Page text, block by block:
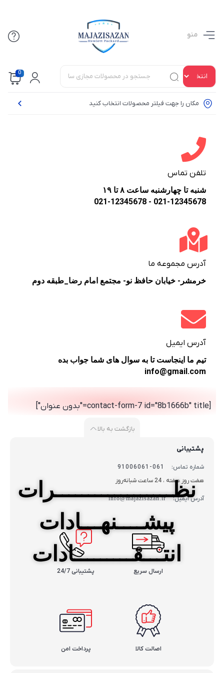
منو
0
مکان را جهت فیلتر محصولات انتخاب کنید
تلفن تماس
شنبه تا چهارشنبه ساعت ۸ تا ۱۹
021-12345678 - 021-12345678
آدرس مجموعه ما
خرمشر- خیابان حافظ نو- مجتمع امام رضا_طبقه دوم
آدرس ایمیل
تیم ما اینجاست تا به سوال های شما جواب بده
info@gmail.com
نظــــــــــــــــــرات
پیشــــنهـــادات
انتـــقـــــــــادات
[contact-form-7 id="8b1666b" title="بدون عنوان"]
بازگشت به بالا
پشتیبانی
شماره تماس:
061-91006061
هفت روز هفته ، 24 ساعت شبانه‌روز
آدرس ایمیل: info@majazisazan.ir
ارسال سریع پشتیبانی 24/7
اصالت کالا پرداخت امن